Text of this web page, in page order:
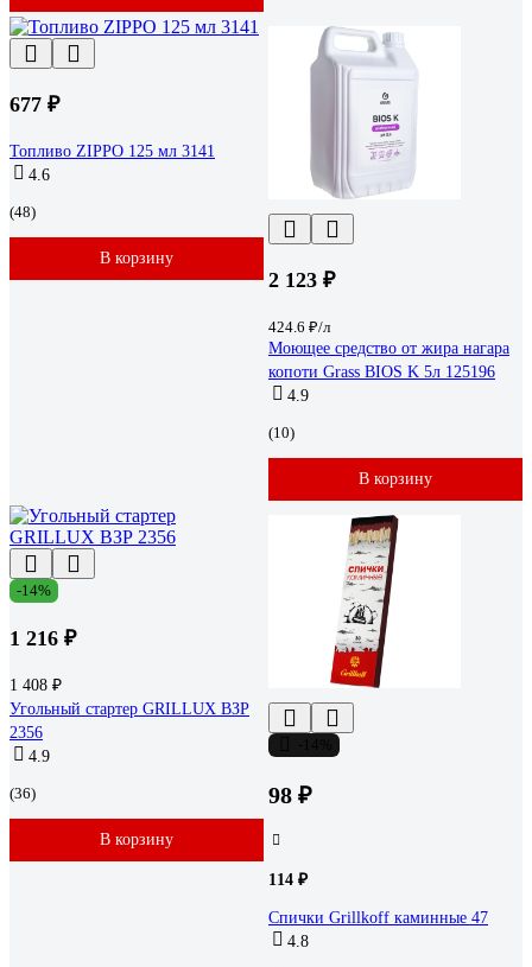
677 ₽
Топливо ZIPPO 125 мл 3141
4.6
(48)
В корзину
2 123 ₽
424.6 ₽/л
Моющее средство от жира нагара
копоти Grass BIOS K 5л 125196
4.9
(10)
В корзину
-14%
1 216 ₽
1 408 ₽
Угольный стартер GRILLUX ВЗР
2356
4.9
(36)
В корзину
98 ₽
114 ₽
Спички Grillkoff каминные 47
4.8